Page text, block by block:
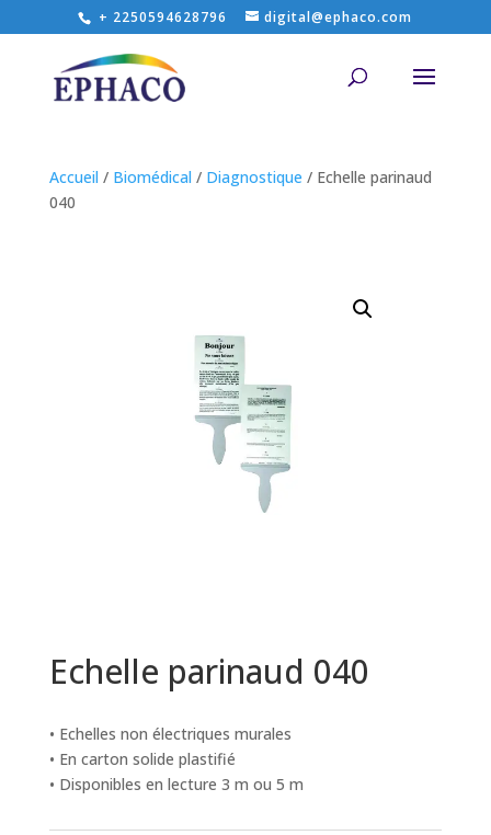
+ 2250594628796 digital@ephaco.com
Accueil / Biomédical / Diagnostique / Echelle parinaud
040
Echelle parinaud 040
• Echelles non électriques murales
• En carton solide plastifié
• Disponibles en lecture 3 m ou 5 m